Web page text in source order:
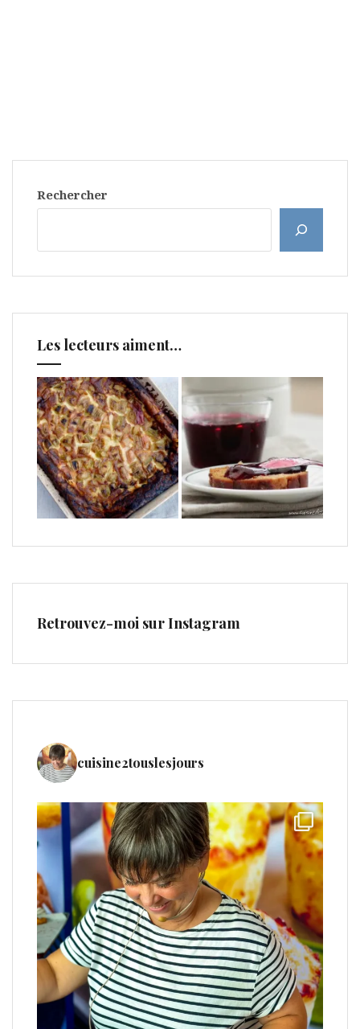
Rechercher
Les lecteurs aiment…
Retrouvez-moi sur Instagram
cuisine2touslesjours